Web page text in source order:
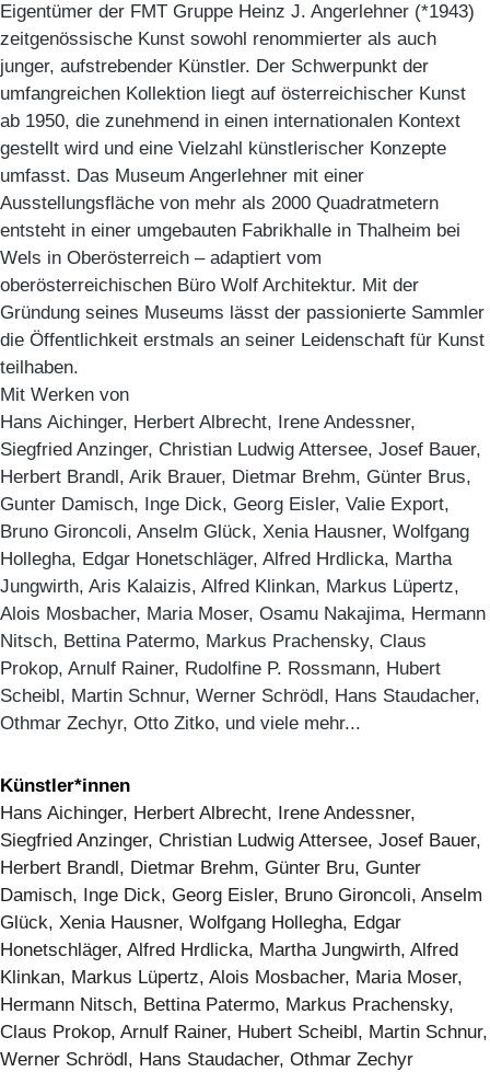
Eigentümer der FMT Gruppe Heinz J. Angerlehner (*1943)
zeitgenössische Kunst sowohl renommierter als auch
junger, aufstrebender Künstler. Der Schwerpunkt der
umfangreichen Kollektion liegt auf österreichischer Kunst
ab 1950, die zunehmend in einen internationalen Kontext
gestellt wird und eine Vielzahl künstlerischer Konzepte
umfasst. Das Museum Angerlehner mit einer
Ausstellungsfläche von mehr als 2000 Quadratmetern
entsteht in einer umgebauten Fabrikhalle in Thalheim bei
Wels in Oberösterreich – adaptiert vom
oberösterreichischen Büro Wolf Architektur. Mit der
Gründung seines Museums lässt der passionierte Sammler
die Öffentlichkeit erstmals an seiner Leidenschaft für Kunst
teilhaben.
Mit Werken von
Hans Aichinger, Herbert Albrecht, Irene Andessner,
Siegfried Anzinger, Christian Ludwig Attersee, Josef Bauer,
Herbert Brandl, Arik Brauer, Dietmar Brehm, Günter Brus,
Gunter Damisch, Inge Dick, Georg Eisler, Valie Export,
Bruno Gironcoli, Anselm Glück, Xenia Hausner, Wolfgang
Hollegha, Edgar Honetschläger, Alfred Hrdlicka, Martha
Jungwirth, Aris Kalaizis, Alfred Klinkan, Markus Lüpertz,
Alois Mosbacher, Maria Moser, Osamu Nakajima, Hermann
Nitsch, Bettina Patermo, Markus Prachensky, Claus
Prokop, Arnulf Rainer, Rudolfine P. Rossmann, Hubert
Scheibl, Martin Schnur, Werner Schrödl, Hans Staudacher,
Othmar Zechyr, Otto Zitko, und viele mehr...
Künstler*innen
Hans Aichinger, Herbert Albrecht, Irene Andessner,
Siegfried Anzinger, Christian Ludwig Attersee, Josef Bauer,
Herbert Brandl, Dietmar Brehm, Günter Bru, Gunter
Damisch, Inge Dick, Georg Eisler, Bruno Gironcoli, Anselm
Glück, Xenia Hausner, Wolfgang Hollegha, Edgar
Honetschläger, Alfred Hrdlicka, Martha Jungwirth, Alfred
Klinkan, Markus Lüpertz, Alois Mosbacher, Maria Moser,
Hermann Nitsch, Bettina Patermo, Markus Prachensky,
Claus Prokop, Arnulf Rainer, Hubert Scheibl, Martin Schnur,
Werner Schrödl, Hans Staudacher, Othmar Zechyr